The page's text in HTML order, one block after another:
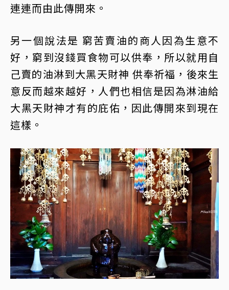
連連而由此傳開來。
另一個說法是 窮苦賣油的商人因為生意不
好，窮到沒錢買食物可以供奉，所以就用自
己賣的油淋到大黑天財神 供奉祈福，後來生
意反而越來越好，人們也相信是因為淋油給
大黑天財神才有的庇佑，因此傳開來到現在
這樣。